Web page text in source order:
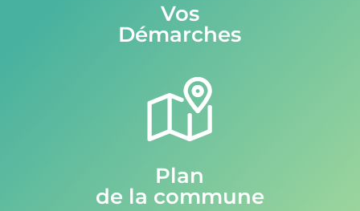
Vos
Démarches
Plan
de la commune